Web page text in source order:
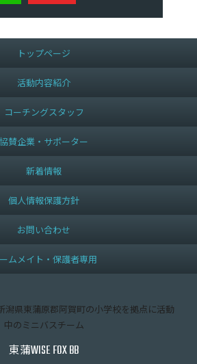
トップページ
活動内容紹介
コーチングスタッフ
協賛企業・サポーター
新着情報
個人情報保護方針
お問い合わせ
ムメイト・保護者専用
東蒲WISE FOX BB